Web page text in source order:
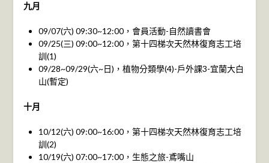
九月
09/07(六) 09:30~12:00，會員活動-自然讀書會
09/25(三) 09:00~12:00，第十四梯次天然林復育志工培
訓(1)
09/28~09/29(六~日)，植物分類學(4)-戶外課3-宜蘭大白
山(暫定)
十月
10/12(六) 09:00~16:00，第十四梯次天然林復育志工培
訓(2)
10/19(六) 07:00~17:00，生態之旅-鳶嘴山